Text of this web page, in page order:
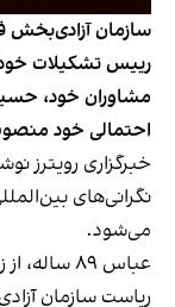
سازمان
رییس تشکیلات
مشاوران خود،
احتمالی خود
خبرگزاری رویترز
نگرانی‌های
می‌شود.
ریاست سازمان